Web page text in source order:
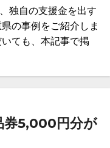
独自の支援金を出す
の事例をご紹介しま
ても、本記事で掲
券5,000円分が